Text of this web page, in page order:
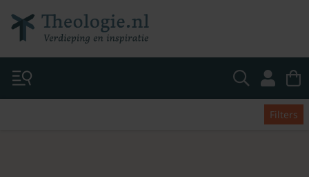
Filters